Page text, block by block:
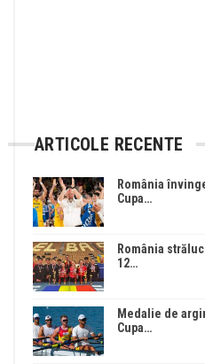
ARTICOLE RECENTE
România
Cupa…
România
12…
Medalie de
Cupa…